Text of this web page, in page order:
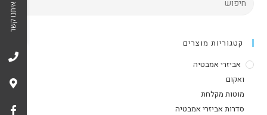
קטגוריות מוצרים
אביזרי אמבטיה
ואקום
מוטות מקלחת
סדרות אביזרי אמבטיה
צרו איתנו קשר